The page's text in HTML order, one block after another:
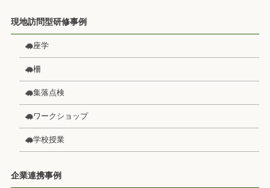
現地訪問型研修事例
座学
柵
集落点検
ワークショップ
学校授業
企業連携事例